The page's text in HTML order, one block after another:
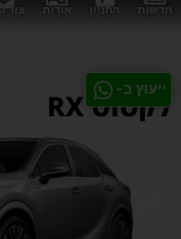
חדשות החניון אודות צור
ייעוץ ב-
לקסוס RX